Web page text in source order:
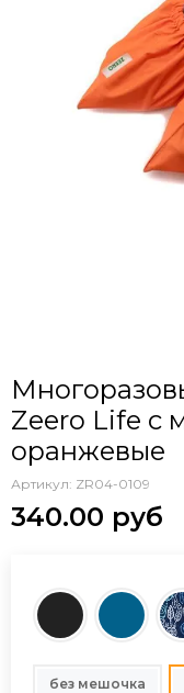
Zeero Life с
оранжевые
Артикул: ZR04-0109
340.00 руб
без мешочка